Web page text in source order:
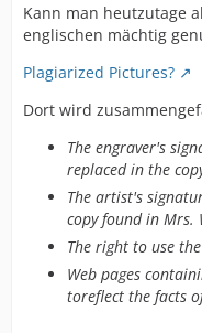
Kann man heutzutage
englischen mächtig
Plagiarized Pictures?
Dort wird
The engraver's
replaced in the
The artist's
copy found in Mrs.
The right to use
Web pages
toreflect the facts